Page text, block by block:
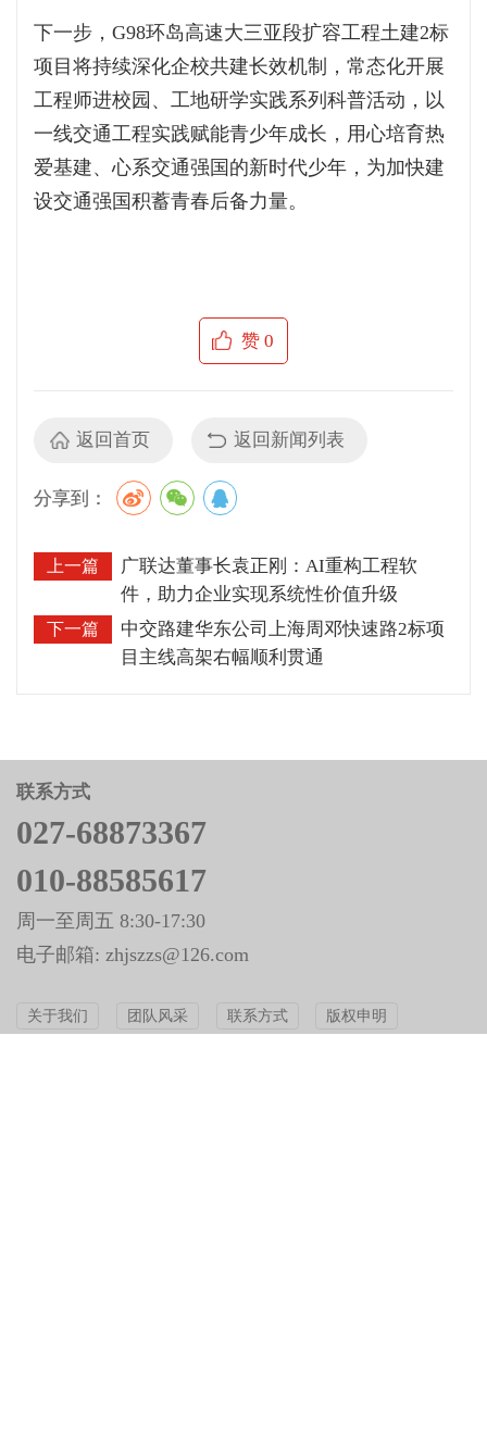
下一步，G98环岛高速大三亚段扩容工程土建2标
项目将持续深化企校共建长效机制，常态化开展
工程师进校园、工地研学实践系列科普活动，以
一线交通工程实践赋能青少年成长，用心培育热
爱基建、心系交通强国的新时代少年，为加快建
设交通强国积蓄青春后备力量。
赞0
返回首页 返回新闻列表
分享到：
上一篇
广联达董事长袁正刚：AI重构工程软
件，助力企业实现系统性价值升级
下一篇
中交路建华东公司上海周邓快速路2标项
目主线高架右幅顺利贯通
联系方式
027-68873367
010-88585617
周一至周五 8:30-17:30
电子邮箱: zhjszzs@126.com
关于我们 团队风采 联系方式 版权申明